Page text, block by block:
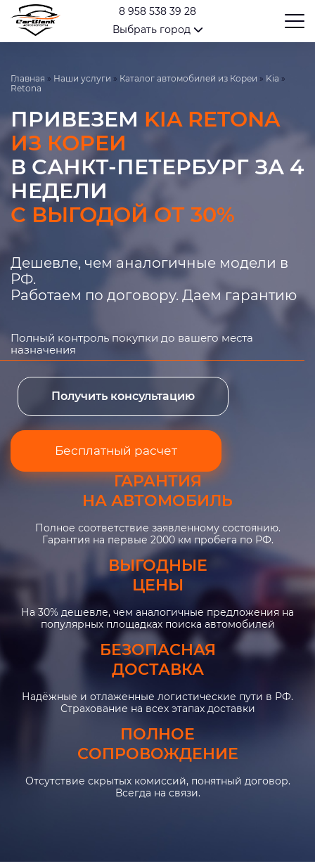
8 958 538 39 28
Выбрать город
Главная » Наши услуги » Каталог автомобилей из Кореи » Kia »
Retona
ПРИВЕЗЕМ KIA RETONA
ИЗ КОРЕИ
В САНКТ-ПЕТЕРБУРГ ЗА 4
НЕДЕЛИ
С ВЫГОДОЙ ОТ 30%
Дешевле, чем аналогичные модели в
РФ.
Работаем по договору. Даем гарантию
Полный контроль покупки до вашего места
назначения
Получить консультацию
Бесплатный расчет
ГАРАНТИЯ
НА АВТОМОБИЛЬ
Полное соответствие заявленному состоянию.
Гарантия на первые 2000 км пробега по РФ.
ВЫГОДНЫЕ
ЦЕНЫ
На 30% дешевле, чем аналогичные предложения на
популярных площадках поиска автомобилей
БЕЗОПАСНАЯ
ДОСТАВКА
Надёжные и отлаженные логистические пути в РФ.
Страхование на всех этапах доставки
ПОЛНОЕ
СОПРОВОЖДЕНИЕ
Отсутствие скрытых комиссий, понятный договор.
Всегда на связи.